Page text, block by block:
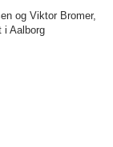
og Viktor Bromer,
i Aalborg